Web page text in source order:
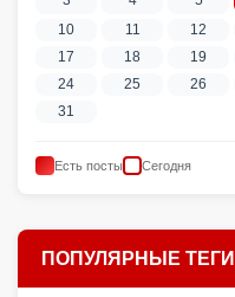
10
11 12
17
18 19
24
25 26
31
Есть посты Сегодня
ПОПУЛЯРНЫЕ ТЕГИ